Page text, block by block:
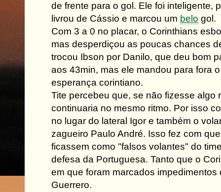
de frente para o gol. Ele foi inteligente,
livrou de Cássio e marcou um belo gol.
Com 3 a 0 no placar, o Corinthians
mas desperdiçou as poucas chances
trocou Ibson por Danilo, que deu bom
aos 43min, mas ele mandou para fora
esperança corintiano.
Tite percebeu que, se não fizesse algo
continuaria no mesmo ritmo. Por isso
no lugar do lateral Igor e também o
zagueiro Paulo André. Isso fez com
ficassem como "falsos volantes" do
defesa da Portuguesa. Tanto que o
em que foram marcados impedimentos
Guerrero.